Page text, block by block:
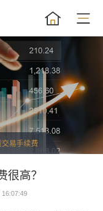
交易手续费
很高？
16:07:49